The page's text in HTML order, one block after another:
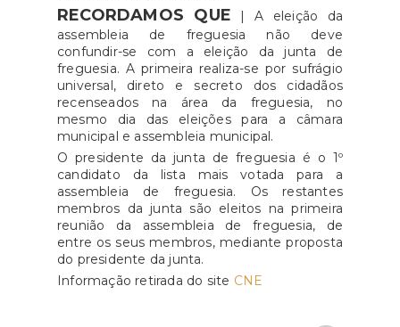
RECORDAMOS QUE | A eleição da
assembleia de freguesia não deve
confundir-se com a eleição da junta de
freguesia. A primeira realiza-se por sufrágio
universal, direto e secreto dos cidadãos
recenseados na área da freguesia, no
mesmo dia das eleições para a câmara
municipal e assembleia municipal.
O presidente da junta de freguesia é o 1º
candidato da lista mais votada para a
assembleia de freguesia. Os restantes
membros da junta são eleitos na primeira
reunião da assembleia de freguesia, de
entre os seus membros, mediante proposta
do presidente da junta.
Informação retirada do site CNE